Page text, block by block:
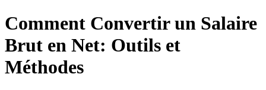
Comment Convertir un Salaire
Brut en Net: Outils et
Méthodes